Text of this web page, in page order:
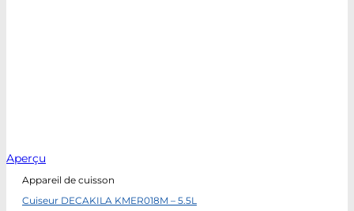
Aperçu
Appareil de cuisson
Cuiseur DECAKILA KMER018M – 5.5L